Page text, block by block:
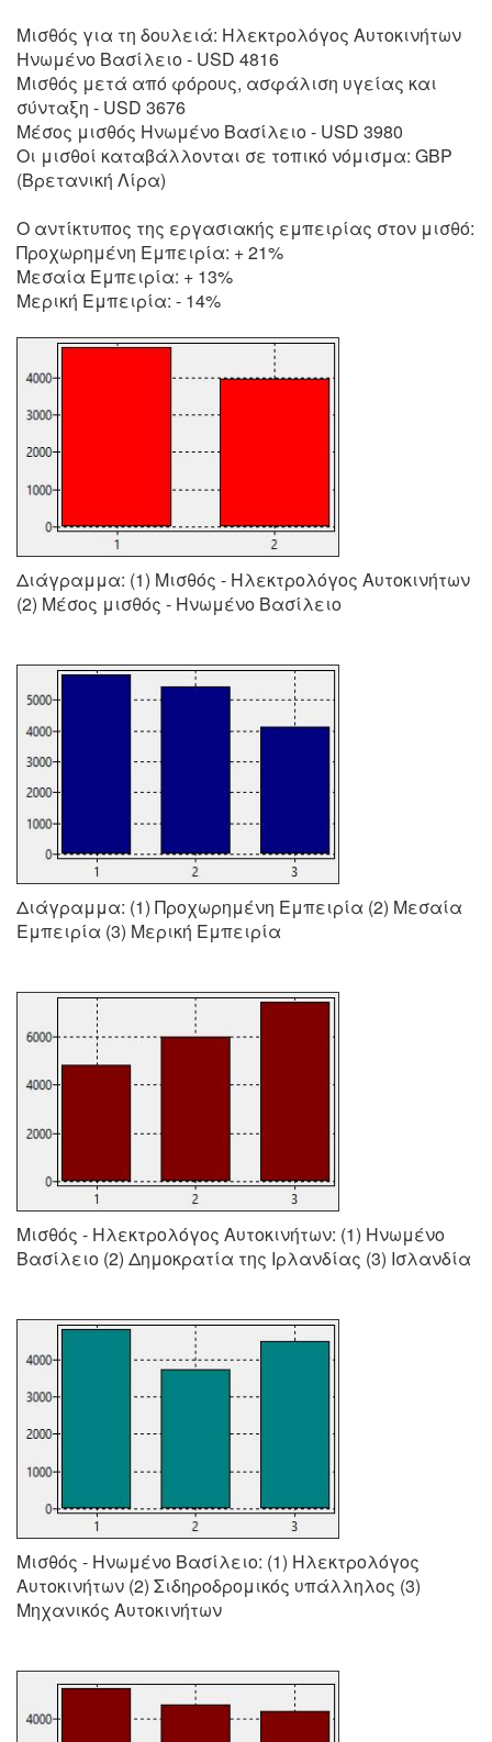
Μισθός για τη δουλειά: Ηλεκτρολόγος Αυτοκινήτων
Ηνωμένο Βασίλειο - USD 4816
Μισθός μετά από φόρους, ασφάλιση υγείας και
σύνταξη - USD 3676
Μέσος μισθός Ηνωμένο Βασίλειο - USD 3980
Οι μισθοί καταβάλλονται σε τοπικό νόμισμα: GBP
(Βρετανική Λίρα)
Ο αντίκτυπος της εργασιακής εμπειρίας στον μισθό:
Προχωρημένη Εμπειρία: + 21%
Μεσαία Εμπειρία: + 13%
Μερική Εμπειρία: - 14%
Διάγραμμα: (1) Μισθός - Ηλεκτρολόγος Αυτοκινήτων
(2) Μέσος μισθός - Ηνωμένο Βασίλειο
Διάγραμμα: (1) Προχωρημένη Εμπειρία (2) Μεσαία
Εμπειρία (3) Μερική Εμπειρία
Μισθός - Ηλεκτρολόγος Αυτοκινήτων: (1) Ηνωμένο
Βασίλειο (2) Δημοκρατία της Ιρλανδίας (3) Ισλανδία
Μισθός - Ηνωμένο Βασίλειο: (1) Ηλεκτρολόγος
Αυτοκινήτων (2) Σιδηροδρομικός υπάλληλος (3)
Μηχανικός Αυτοκινήτων